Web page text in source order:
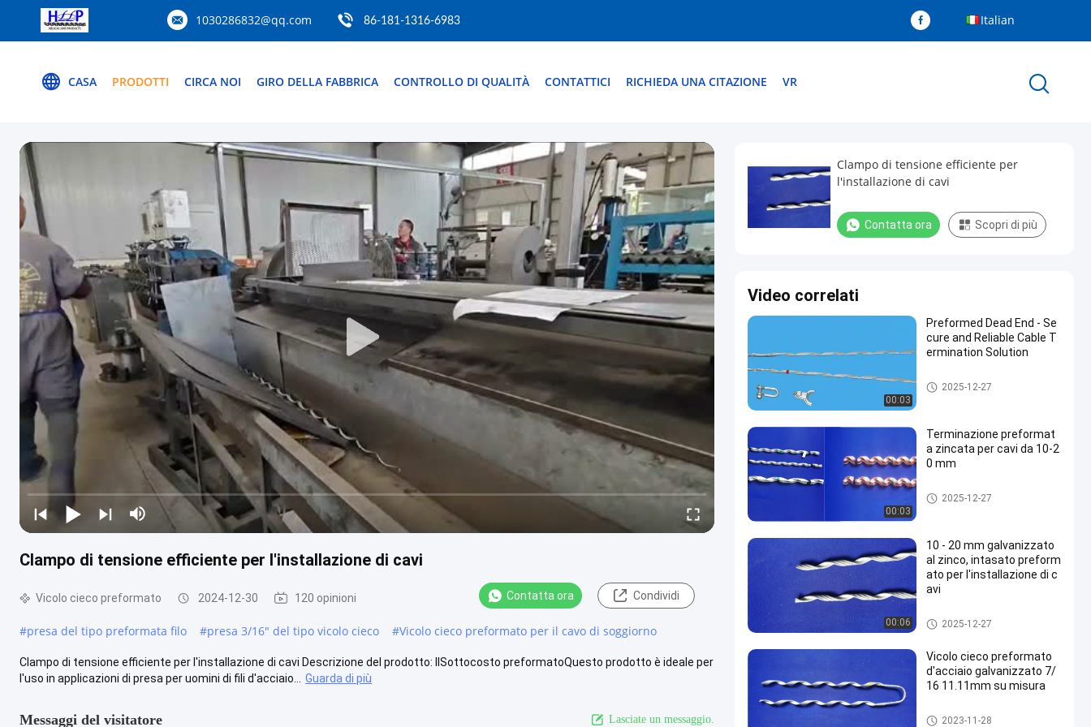
1030286832@qq.com 86-181-1316-6983 Italian
CASA PRODOTTI CIRCA NOI GIRO DELLA FABBRICA CONTROLLO DI QUALITÀ CONTATTICI RICHIEDA UNA CITAZIONE VR
Clampo di tensione efficiente per l'installazione di cavi
Vicolo cieco preformato 2024-12-30 120 opinioni Contatta ora Condividi
#presa del tipo preformata filo #presa 3/16" del tipo vicolo cieco #Vicolo cieco preformato per il cavo di soggiorno
Clampo di tensione efficiente per l'installazione di cavi Descrizione del prodotto: IlSottocosto preformatoQuesto prodotto è ideale per
l'uso in applicazioni di presa per uomini di fili d'acciaio...
Guarda di più
Messaggi del visitatore Lasciate un messaggio.
Clampo di tensione efficiente per
l'installazione di cavi
Contatta ora Scopri di più
Video correlati
00:03
Preformed Dead End - Se
cure and Reliable Cable T
ermination Solution
Vicolo cieco preformato
2025-12-27
00:03
Terminazione preformat
a zincata per cavi da 10-2
0 mm
Vicolo cieco preformato
2025-12-27
00:06
10 - 20 mm galvanizzato
al zinco, intasato preform
ato per l'installazione di c
avi
Vicolo cieco preformato
2025-12-27
Vicolo cieco preformato
d'acciaio galvanizzato 7/
16 11.11mm su misura
Vicolo cieco preformato
2023-11-28